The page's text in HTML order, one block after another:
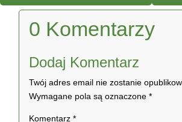
0 Komentarzy
Dodaj Komentarz
Twój adres email nie zostanie
Wymagane pola są oznaczone*
Komentarz*